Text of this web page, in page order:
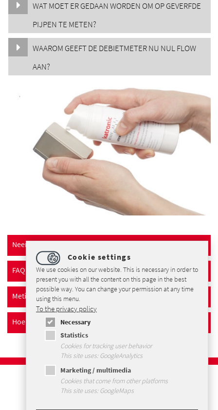
WAT MOET ER GEDAAN WORDEN OM OP GEVERFDE
PIJPEN TE METEN?
WAAROM GEEFT DE DEBIETMETER NU NUL FLOW
AAN?
Neem contact op met
FAQ
Meting met twee kanalen
Hoe een wanddiktemeter te gebruiken
Imprint
Privacybeleid
Voorwaarden en Condities
Cookie settings
We use cookies on our website. This is necessary in order to
present you with all the content on this page in the best
possible way. You can change your permission at any time
using this menu.
To the privacy policy
Necessary
Statistics
Cookies for tracking user behavior
This site uses: GoogleAnalytics
Marketing / multimedia
Cookies that come from other platforms
This site uses: GoogleMaps